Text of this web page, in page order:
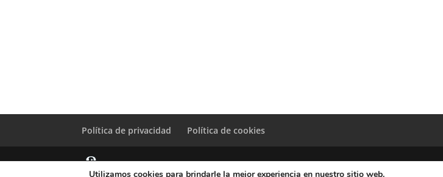
Política de privacidad Política de cookies
Utilizamos cookies para brindarle la mejor experiencia en nuestro sitio web.